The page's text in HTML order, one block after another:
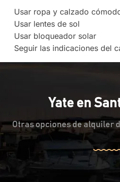
Usar ropa y calzado
Usar lentes de sol
Usar bloqueador solar
Seguir las indicaciones del
Yate en
Otras opciones de alquiler